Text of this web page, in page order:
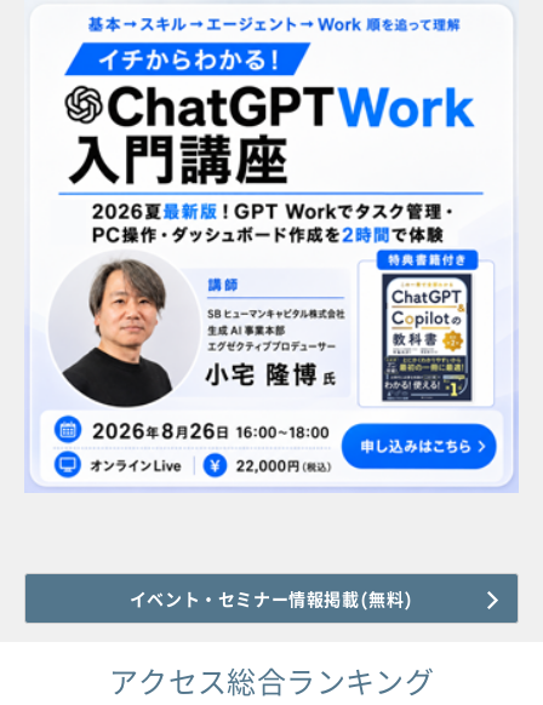
イベント・セミナー情報掲載(無料)
アクセス総合ランキング